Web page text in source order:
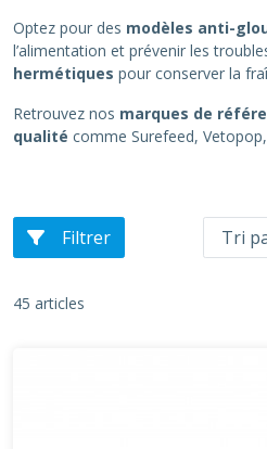
Optez pour des modèles anti-
l’alimentation et prévenir les
hermétiques pour conserver la
Retrouvez nos marques de
qualité comme Surefeed,
Filtrer
45 articles